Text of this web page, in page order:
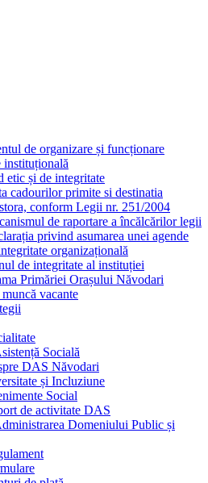
de organizare și funcționare
instituțională
etic și de integritate
cadourilor primite si destinatia
conform Legii nr. 251/2004
de raportare a încălcărilor legii
privind asumarea unei agende
organizațională
de integritate al instituției
Primăriei Orașului Năvodari
vacante
Socială
DAS Năvodari
și Incluziune
Social
de activitate DAS
Domeniului Public și